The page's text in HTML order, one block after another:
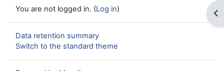
You are not logged in. (Log in)
Data retention summary
Switch to the standard theme